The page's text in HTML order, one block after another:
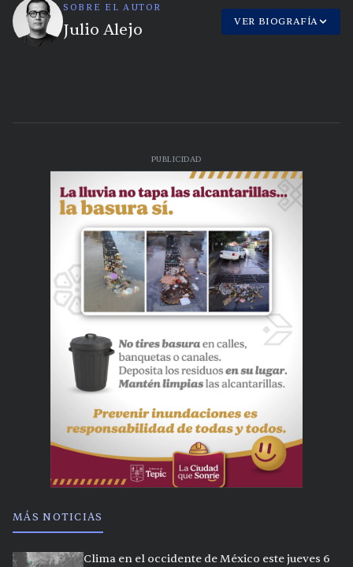
SOBRE EL AUTOR
Julio Alejo VER BIOGRAFÍA
PUBLICIDAD
MÁS NOTICIAS
Clima en el occidente de México este jueves 6